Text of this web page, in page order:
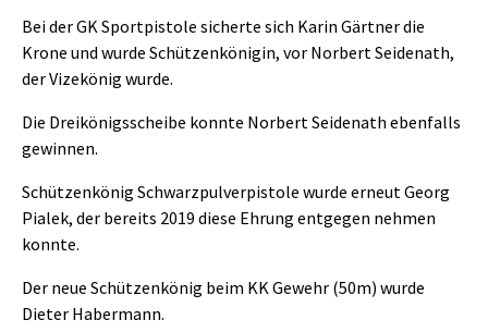
Bei der GK Sportpistole sicherte sich Karin Gärtner die
Krone und wurde Schützenkönigin, vor Norbert Seidenath,
der Vizekönig wurde.
Die Dreikönigsscheibe konnte Norbert Seidenath ebenfalls
gewinnen.
Schützenkönig Schwarzpulverpistole wurde erneut Georg
Pialek, der bereits 2019 diese Ehrung entgegen nehmen
konnte.
Der neue Schützenkönig beim KK Gewehr (50m) wurde
Dieter Habermann.